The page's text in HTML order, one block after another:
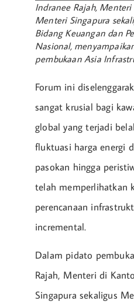
Indranee Rajah,
Menteri Singapura
Bidang Keuangan dan
Nasional,
pembukaan Asia
Forum ini
sangat krusial bagi
global yang terjadi
fluktuasi harga energi
pasokan hingga
telah memperlihatkan
perencanaan
incremental.
Dalam pidato
Rajah, Menteri di
Singapura sekaligus